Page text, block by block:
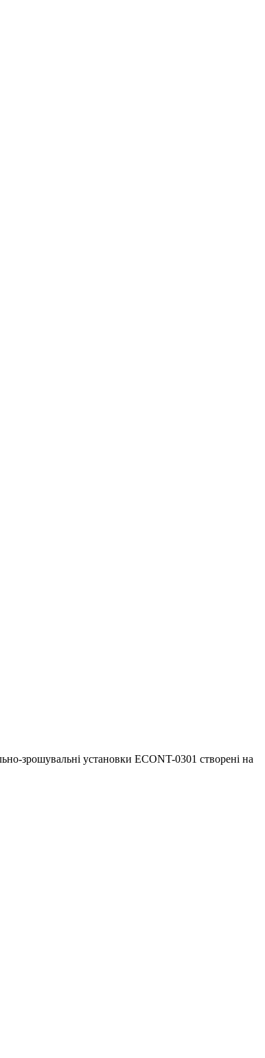
зрошувальні установки ECONT-0301 створені на